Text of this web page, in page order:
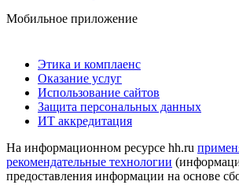
Мобильное приложение
Этика и комплаенс
Оказание услуг
Использование сайтов
Защита персональных данных
ИТ аккредитация
На информационном ресурсе hh.ru
рекомендательные технологии
предоставления информации на основе